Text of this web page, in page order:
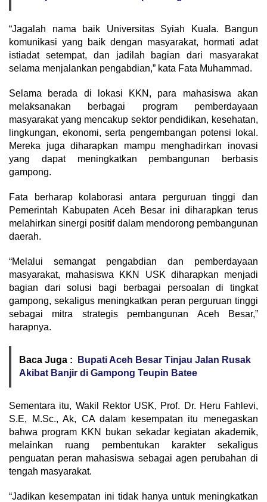
“Jagalah nama baik Universitas Syiah Kuala. Bangun
komunikasi yang baik dengan masyarakat, hormati adat
istiadat setempat, dan jadilah bagian dari masyarakat
selama menjalankan pengabdian,” kata Fata Muhammad.
Selama berada di lokasi KKN, para mahasiswa akan
melaksanakan berbagai program pemberdayaan
masyarakat yang mencakup sektor pendidikan, kesehatan,
lingkungan, ekonomi, serta pengembangan potensi lokal.
Mereka juga diharapkan mampu menghadirkan inovasi
yang dapat meningkatkan pembangunan berbasis
gampong.
Fata berharap kolaborasi antara perguruan tinggi dan
Pemerintah Kabupaten Aceh Besar ini diharapkan terus
melahirkan sinergi positif dalam mendorong pembangunan
daerah.
“Melalui semangat pengabdian dan pemberdayaan
masyarakat, mahasiswa KKN USK diharapkan menjadi
bagian dari solusi bagi berbagai persoalan di tingkat
gampong, sekaligus meningkatkan peran perguruan tinggi
sebagai mitra strategis pembangunan Aceh Besar,”
harapnya.
Baca Juga :
Bupati Aceh Besar Tinjau Jalan Rusak
Akibat Banjir di Gampong Teupin Batee
Sementara itu, Wakil Rektor USK, Prof. Dr. Heru Fahlevi,
S.E, M.Sc., Ak, CA dalam kesempatan itu menegaskan
bahwa program KKN bukan sekadar kegiatan akademik,
melainkan ruang pembentukan karakter sekaligus
penguatan peran mahasiswa sebagai agen perubahan di
tengah masyarakat.
“Jadikan kesempatan ini tidak hanya untuk meningkatkan